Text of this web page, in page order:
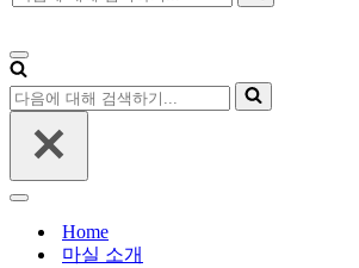
음
대
해
검
내
비
게
뉴
다
음
해
내
Home
마실 소개